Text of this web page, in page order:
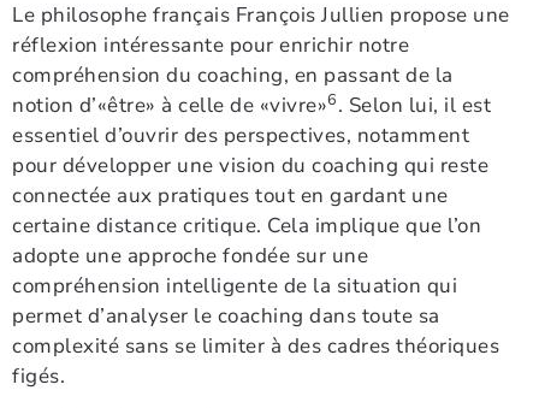
Le philosophe français François Jullien propose une
réflexion intéressante pour enrichir notre
compréhension du coaching, en passant de la
notion d’«être» à celle de «vivre»6. Selon lui, il est
essentiel d’ouvrir des perspectives, notamment
pour développer une vision du coaching qui reste
connectée aux pratiques tout en gardant une
certaine distance critique. Cela implique que l’on
adopte une approche fondée sur une
compréhension intelligente de la situation qui
permet d’analyser le coaching dans toute sa
complexité sans se limiter à des cadres théoriques
figés.